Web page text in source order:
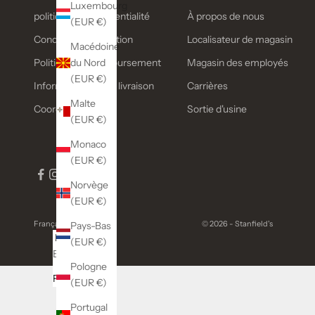
Luxembourg
(EUR €)
Macédoine
du Nord
(EUR €)
Malte
(EUR €)
Monaco
(EUR €)
Norvège
(EUR €)
Pays-Bas
(EUR €)
Pologne
(EUR €)
Portugal
politique de confidentialité
Conditions d'utilisation
Politique de remboursement
Informations sur la livraison
Coordonnées
À propos de nous
Localisateur de magasin
Magasin des employés
Carrières
Sortie d'usine
Français
Langue
English
Français
© 2026 - Stanfield's